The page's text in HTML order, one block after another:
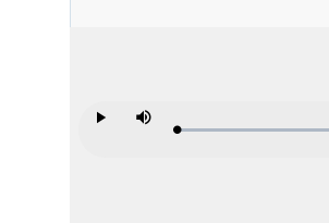
Loaded:
Progress: